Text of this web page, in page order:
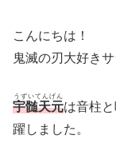
こんにちは！
鬼滅の刃大好き
宇髄天元
うずいてんげん
は音柱
躍しました。